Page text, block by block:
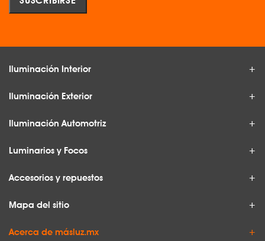
Iluminación Interior
Iluminación Exterior
Iluminación Automotriz
Luminarios y Focos
Accesorios y repuestos
Mapa del sitio
Acerca de másluz.mx